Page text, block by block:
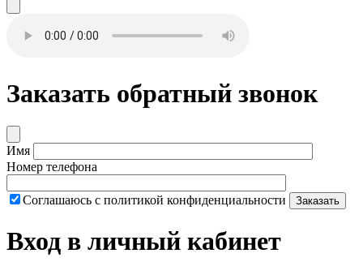
Заказать обратный звонок
Имя
Номер телефона
Соглашаюсь с политикой конфиденциальности Заказать
Вход в личный кабинет